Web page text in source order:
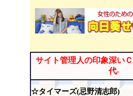
サイト管理人の印象深い
代-
☆タイマーズ(忌野清志郎)